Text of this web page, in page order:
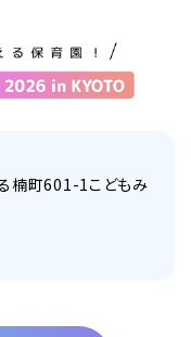
楠町601-1こどもみ